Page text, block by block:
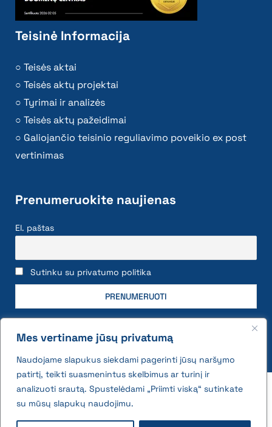
Mes vertiname jūsų privatumą
Naudojame slapukus siekdami pagerinti jūsų naršymo
patirtį, teikti suasmenintus skelbimus ar turinį ir
analizuoti srautą. Spustelėdami „Priimti viską“ sutinkate
su mūsų slapukų naudojimu.
Teisinė Informacija
Teisės aktai
Teisės aktų projektai
Tyrimai ir analizės
Teisės aktų pažeidimai
Galiojančio teisinio reguliavimo poveikio ex post
vertinimas
Prenumeruokite naujienas
El. paštas
Sutinku su privatumo politika
2026 © All rights reserved | VĮ Žemės ūkio duomenų
centras
Privatumo politika ir slapukų naudojimo taisyklės